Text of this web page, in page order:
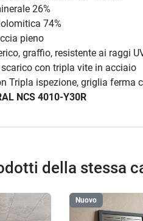
26%
74%
pieno
graffio, resistente ai raggi
con tripla vite in acciaio
Tripla ispezione, griglia ferma
NCS 4010-Y30R
della stessa
Nuovo